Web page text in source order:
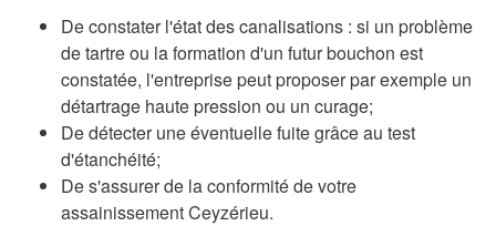
De constater l'état des canalisations : si un problème
de tartre ou la formation d'un futur bouchon est
constatée, l'entreprise peut proposer par exemple un
détartrage haute pression ou un curage;
De détecter une éventuelle fuite grâce au test
d'étanchéité;
De s'assurer de la conformité de votre
assainissement Ceyzérieu.